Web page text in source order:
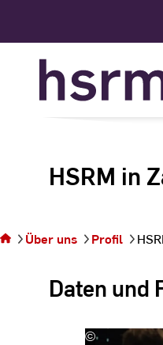
HSRM in
der
Über uns Profil
Daten und
©
Kira